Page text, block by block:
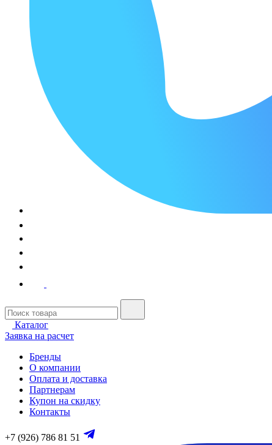
Каталог
Заявка на расчет
Бренды
О компании
Оплата и доставка
Партнерам
Купон на скидку
Контакты
+7 (926) 786 81 51